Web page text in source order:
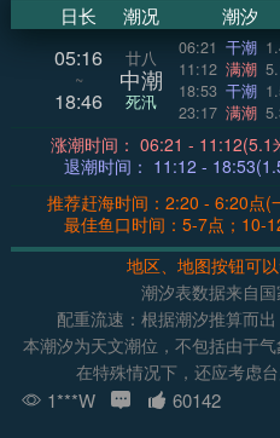
日长 潮况 潮汐
05:16
~
18:46
廿八
中潮
死汛
06:21 干潮
11:12 满潮
18:53 干潮
23:17 满潮
涨潮时间： 06:21 -
退潮时间： 11:12 -
推荐赶海时间：2:20 - 6:20点(
最佳鱼口时间：5-7点；10-
地区、地图按钮可
潮汐表数据来自
配重流速：根据潮汐推算而
本潮汐为天文潮位，不包括由于
在特殊情况下，还应考虑
1***W 60142